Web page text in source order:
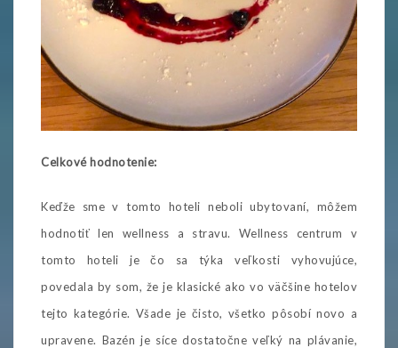
Celkové hodnotenie:
Keďže sme v tomto hoteli neboli ubytovaní, môžem
hodnotiť len wellness a stravu. Wellness centrum v
tomto hoteli je čo sa týka veľkosti vyhovujúce,
povedala by som, že je klasické ako vo väčšine hotelov
tejto kategórie. Všade je čisto, všetko pôsobí novo a
upravene. Bazén je síce dostatočne veľký na plávanie,